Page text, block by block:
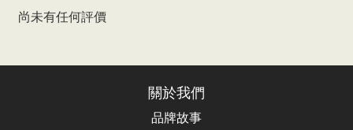
尚未有任何評價
關於我們
品牌故事